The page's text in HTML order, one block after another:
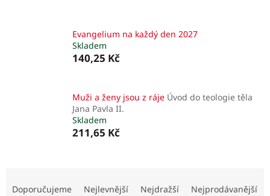
Evangelium na každý den 2027
Skladem
140,25 Kč
Muži a ženy jsou z ráje Úvod do teologie těla
Jana Pavla II.
Skladem
211,65 Kč
Doporučujeme Nejlevnější Nejdražší Nejprodávanější